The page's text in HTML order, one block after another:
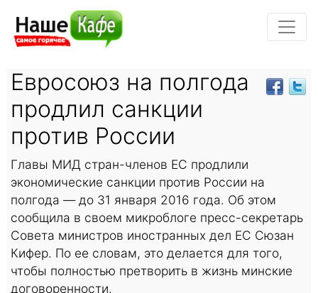
Евросоюз на полгода
продлил санкции
против России
Главы МИД стран-членов ЕС продлили
экономические санкции против России на
полгода — до 31 января 2016 года. Об этом
сообщила в своем микроблоге пресс-секретарь
Совета министров иностранных дел ЕС Сюзан
Кифер. По ее словам, это делается для того,
чтобы полностью претворить в жизнь минские
договоренности.